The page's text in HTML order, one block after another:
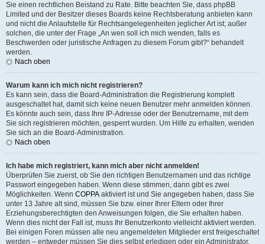
Sie einen rechtlichen Beistand zu Rate. Bitte beachten Sie, dass phpBB
Limited und der Besitzer dieses Boards keine Rechtsberatung anbieten kann
und nicht die Anlaufstelle für Rechtsangelegenheiten jeglicher Art ist; außer
solchen, die unter der Frage „An wen soll ich mich wenden, falls es
Beschwerden oder juristische Anfragen zu diesem Forum gibt?“ behandelt
werden.
Nach oben
Warum kann ich mich nicht registrieren?
Es kann sein, dass die Board-Administration die Registrierung komplett
ausgeschaltet hat, damit sich keine neuen Benutzer mehr anmelden können.
Es könnte auch sein, dass Ihre IP-Adresse oder der Benutzername, mit dem
Sie sich registrieren möchten, gesperrt wurden. Um Hilfe zu erhalten, wenden
Sie sich an die Board-Administration.
Nach oben
Ich habe mich registriert, kann mich aber nicht anmelden!
Überprüfen Sie zuerst, ob Sie den richtigen Benutzernamen und das richtige
Passwort eingegeben haben. Wenn diese stimmen, dann gibt es zwei
Möglichkeiten. Wenn COPPA aktiviert ist und Sie angegeben haben, dass Sie
unter 13 Jahre alt sind, müssen Sie bzw. einer Ihrer Eltern oder Ihrer
Erziehungsberechtigten den Anweisungen folgen, die Sie erhalten haben.
Wenn dies nicht der Fall ist, muss Ihr Benutzerkonto vielleicht aktiviert werden.
Bei einigen Foren müssen alle neu angemeldeten Mitglieder erst freigeschaltet
werden – entweder müssen Sie dies selbst erledigen oder ein Administrator.